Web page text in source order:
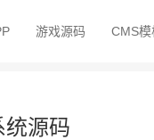
游戏源码 CMS模
统源码